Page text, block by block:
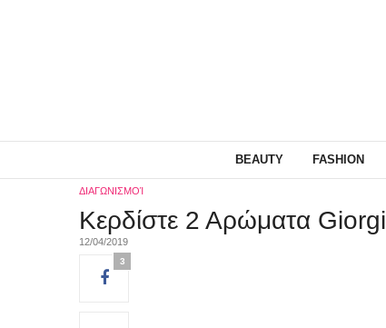
BEAUTY FASHION
ΔΙΑΓΩΝΙΣΜΟΊ
Κερδίστε 2 Αρώματα
12/04/2019
3